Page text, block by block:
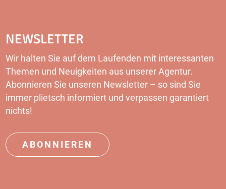
NEWSLETTER
Wir halten Sie auf dem Laufenden mit interessanten
Themen und Neuigkeiten aus unserer Agentur.
Abonnieren Sie unseren Newsletter – so sind Sie
immer plietsch informiert und verpassen garantiert
nichts!
ABONNIEREN